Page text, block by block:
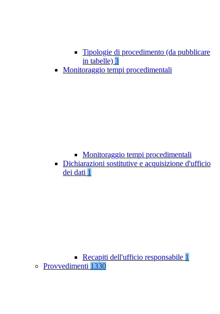
Tipologie di procedimento (da pubblicare
in tabelle) 3
Monitoraggio tempi procedimentali
Monitoraggio tempi procedimentali
Dichiarazioni sostitutive e acquisizione d'ufficio
dei dati 1
Recapiti dell'ufficio responsabile 1
Provvedimenti 1330